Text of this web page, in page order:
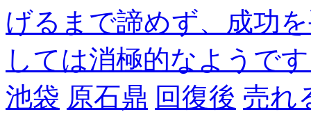
げるまで諦めず、成功
しては消極的なようで
池袋 原石鼎 回復後 売れ